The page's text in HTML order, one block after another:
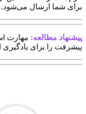
برای شما ارسال می‌شود.
پیشنهاد مطالعه: مهارت
پیشرفت را برای یادگیری